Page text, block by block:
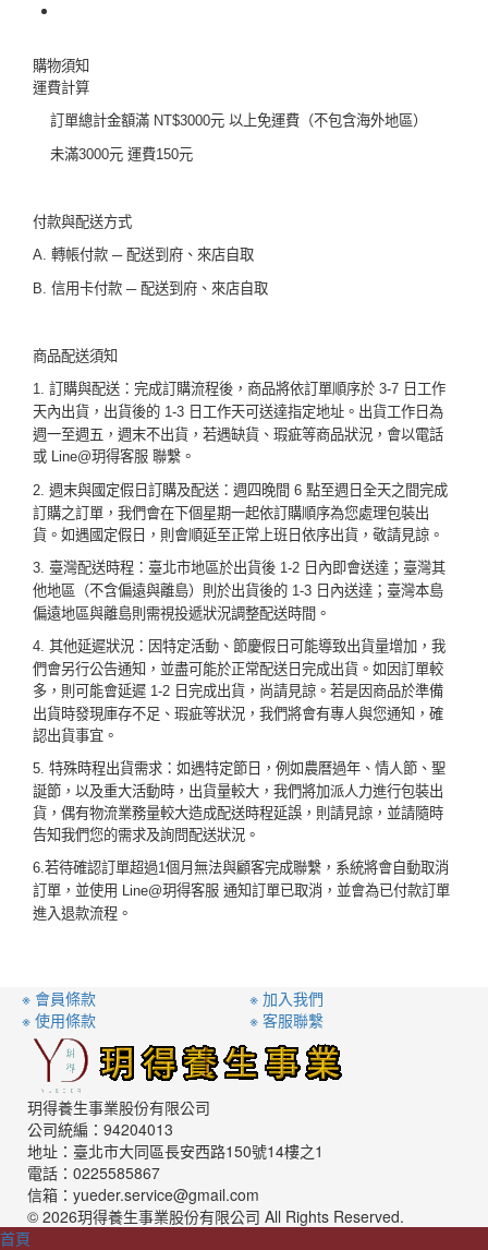
購物須知
運費計算
訂單總計金額滿 NT$3000元 以上免運費（不包含海外地區）
未滿3000元 運費150元
付款與配送方式
A. 轉帳付款 ─ 配送到府、來店自取
B. 信用卡付款 ─ 配送到府、來店自取
商品配送須知
1. 訂購與配送：完成訂購流程後，商品將依訂單順序於 3-7 日工作
天內出貨，出貨後的 1-3 日工作天可送達指定地址。出貨工作日為
週一至週五，週末不出貨，若遇缺貨、瑕疵等商品狀況，會以電話
或 Line@玥得客服 聯繫。
2. 週末與國定假日訂購及配送：週四晚間 6 點至週日全天之間完成
訂購之訂單，我們會在下個星期一起依訂購順序為您處理包裝出
貨。如遇國定假日，則會順延至正常上班日依序出貨，敬請見諒。
3. 臺灣配送時程：臺北市地區於出貨後 1-2 日內即會送達；臺灣其
他地區（不含偏遠與離島）則於出貨後的 1-3 日內送達；臺灣本島
偏遠地區與離島則需視投遞狀況調整配送時間。
4. 其他延遲狀況：因特定活動、節慶假日可能導致出貨量增加，我
們會另行公告通知，並盡可能於正常配送日完成出貨。如因訂單較
多，則可能會延遲 1-2 日完成出貨，尚請見諒。若是因商品於準備
出貨時發現庫存不足、瑕疵等狀況，我們將會有專人與您通知，確
認出貨事宜。
5. 特殊時程出貨需求：如遇特定節日，例如農曆過年、情人節、聖
誕節，以及重大活動時，出貨量較大，我們將加派人力進行包裝出
貨，偶有物流業務量較大造成配送時程延誤，則請見諒，並請隨時
告知我們您的需求及詢問配送狀況。
6. 若待確認訂單超過1個月無法與顧客完成聯繫，系統將會自動取消
訂單，並使用 Line@玥得客服 通知訂單已取消，並會為已付款訂單
進入退款流程。
※ 會員條款
※ 加入我們
※ 使用條款
※ 客服聯繫
玥得養生事業股份有限公司
公司統編：94204013
地址：臺北市大同區長安西路150號14樓之1
電話：0225585867
信箱：yueder.service@gmail.com
© 2026玥得養生事業股份有限公司 All Rights Reserved.
首頁